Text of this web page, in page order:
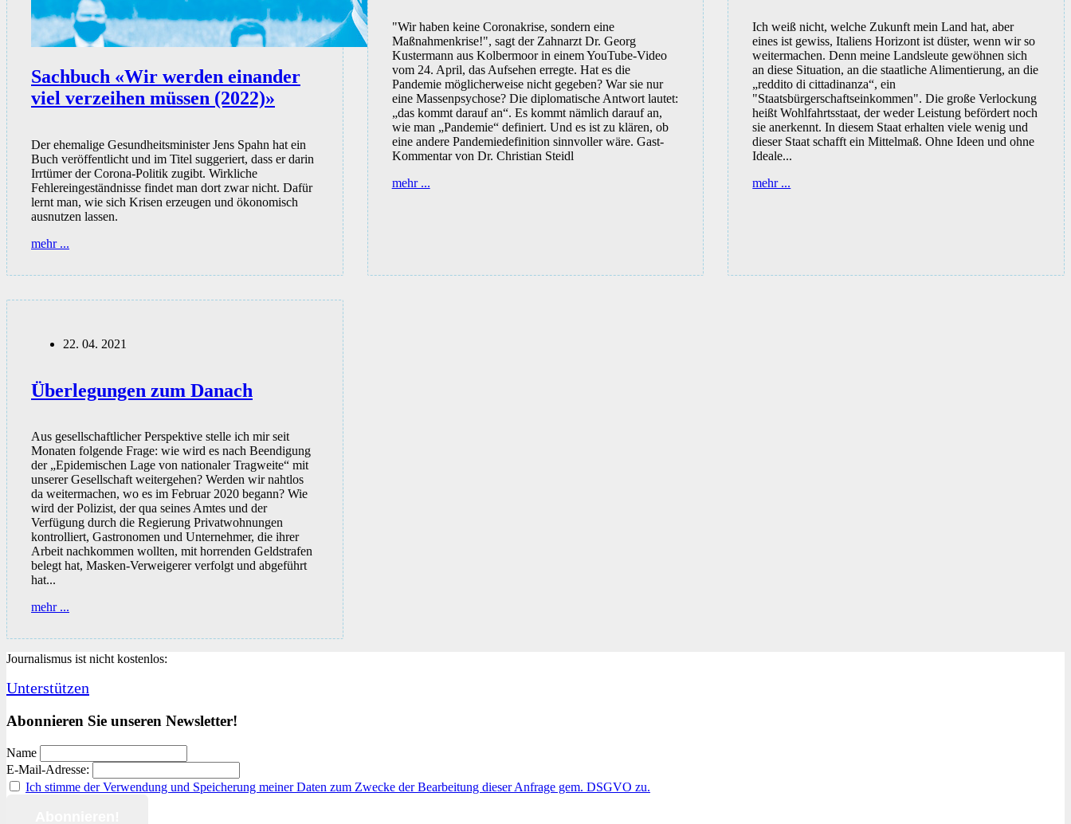
Sachbuch «Wir werden einander
viel verzeihen müssen (2022)»
Der ehemalige Gesundheitsminister Jens Spahn hat ein
Buch veröffentlicht und im Titel suggeriert, dass er darin
Irrtümer der Corona-Politik zugibt. Wirkliche
Fehlereingeständnisse findet man dort zwar nicht. Dafür
lernt man, wie sich Krisen erzeugen und ökonomisch
ausnutzen lassen.
mehr ...
viel
(2022)»
"Wir haben keine Coronakrise, sondern eine
Maßnahmenkrise!", sagt der Zahnarzt Dr. Georg
Kustermann aus Kolbermoor in einem YouTube-Video
vom 24. April, das Aufsehen erregte. Hat es die
Pandemie möglicherweise nicht gegeben? War sie nur
eine Massenpsychose? Die diplomatische Antwort lautet:
„das kommt darauf an“. Es kommt nämlich darauf an,
wie man „Pandemie“ definiert. Und es ist zu klären, ob
eine andere Pandemiedefinition sinnvoller wäre. Gast-
Kommentar von Dr. Christian Steidl
mehr ...
Ich weiß nicht, welche Zukunft mein Land hat, aber
eines ist gewiss, Italiens Horizont ist düster, wenn wir so
weitermachen. Denn meine Landsleute gewöhnen sich
an diese Situation, an die staatliche Alimentierung, an die
„reddito di cittadinanza“, ein
"Staatsbürgerschaftseinkommen". Die große Verlockung
heißt Wohlfahrtsstaat, der weder Leistung befördert noch
sie anerkennt. In diesem Staat erhalten viele wenig und
dieser Staat schafft ein Mittelmaß. Ohne Ideen und ohne
Ideale...
mehr ...
22. 04. 2021
Überlegungen zum Danach
Aus gesellschaftlicher Perspektive stelle ich mir seit
Monaten folgende Frage: wie wird es nach Beendigung
der „Epidemischen Lage von nationaler Tragweite“ mit
unserer Gesellschaft weitergehen? Werden wir nahtlos
da weitermachen, wo es im Februar 2020 begann? Wie
wird der Polizist, der qua seines Amtes und der
Verfügung durch die Regierung Privatwohnungen
kontrolliert, Gastronomen und Unternehmer, die ihrer
Arbeit nachkommen wollten, mit horrenden Geldstrafen
belegt hat, Masken-Verweigerer verfolgt und abgeführt
hat...
mehr ...
Danach
Journalismus ist nicht kostenlos:
Unterstützen
Abonnieren Sie unseren Newsletter!
Name
E-Mail-Adresse:
Ich stimme der Verwendung und Speicherung meiner Daten zum Zwecke der Bearbeitung dieser Anfrage gem. DSGVO zu.